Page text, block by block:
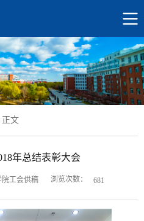
正文
年总结表彰大会
院工会供稿 浏览次数： 681